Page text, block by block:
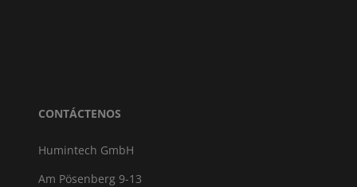
CONTÁCTENOS
Humintech GmbH
Am Pösenberg 9-13